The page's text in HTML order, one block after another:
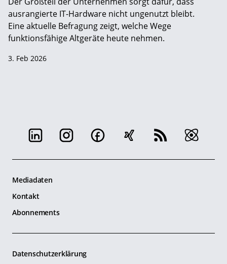
ausrangierte IT-Hardware nicht ungenutzt bleibt.
Eine aktuelle Befragung zeigt, welche Wege
funktionsfähige Altgeräte heute nehmen.
3. Feb 2026
Mediadaten
Kontakt
Abonnements
Datenschutzerklärung